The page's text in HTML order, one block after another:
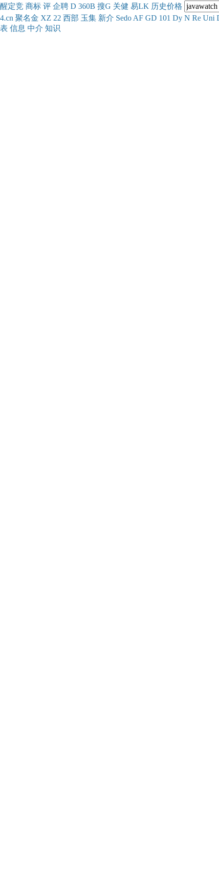
醒定竞 商标 评 企聘 D 360B 搜G 关健 易LK 历史价格
4.cn 聚名金 XZ 22 西部 玉集 新介 Sedo AF GD 101 Dy N Re Uni
表 信息 中介 知识